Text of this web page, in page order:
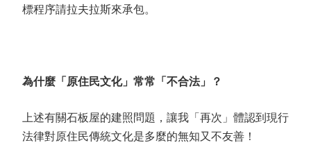
標程序請拉夫拉斯來承包。
為什麼「原住民文化」常常「不合法」？
上述有關石板屋的建照問題，讓我「再次」體認到現行
法律對原住民傳統文化是多麼的無知又不友善！